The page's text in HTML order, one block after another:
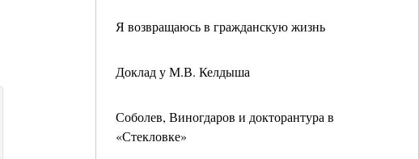
Я возвращаюсь в гражданскую жизнь
Доклад у М.В. Келдыша
Соболев, Виногдаров и докторантура в
«Стекловке»